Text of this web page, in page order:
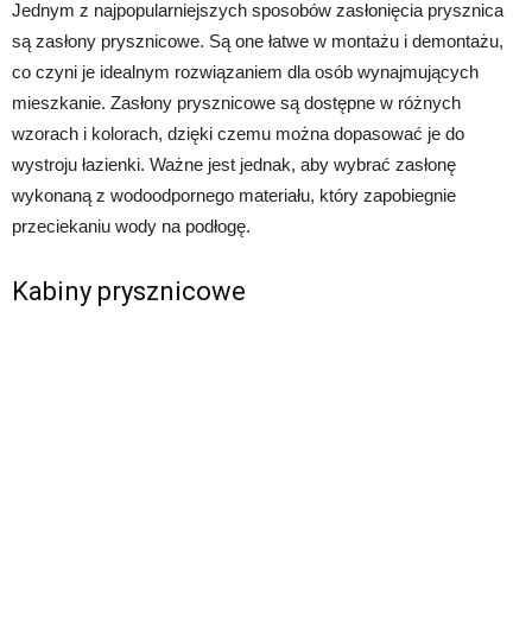
Jednym z najpopularniejszych sposobów zasłonięcia prysznica
są zasłony prysznicowe. Są one łatwe w montażu i demontażu,
co czyni je idealnym rozwiązaniem dla osób wynajmujących
mieszkanie. Zasłony prysznicowe są dostępne w różnych
wzorach i kolorach, dzięki czemu można dopasować je do
wystroju łazienki. Ważne jest jednak, aby wybrać zasłonę
wykonaną z wodoodpornego materiału, który zapobiegnie
przeciekaniu wody na podłogę.
Kabiny prysznicowe